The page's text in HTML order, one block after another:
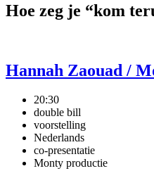
Hoe zeg je “kom
Hannah Zaouad /
20:30
double bill
voorstelling
Nederlands
co-presentatie
Monty productie